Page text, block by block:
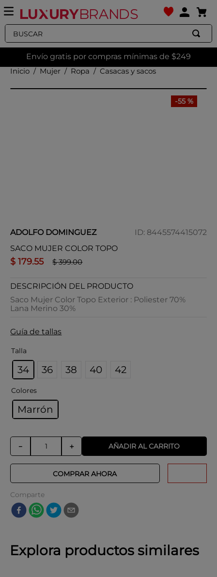
Buscar
Envío gratis por compras mínimas de $249
Mujer
Ropa Casacas y sacos
-55 %
ADOLFO DOMINGUEZ ID: 8445574415072
SACO MUJER COLOR TOPO
$ 179.55 $ 399.00
DESCRIPCIÓN DEL PRODUCTO
Saco Mujer Color Topo Exterior : Poliester 70%
Lana Merino 30%
Guía de tallas
Talla
34 36 38 40 42
Colores
Marrón
＋
－ AÑADIR AL CARRITO
COMPRAR AHORA
Comparte
Explora productos similares